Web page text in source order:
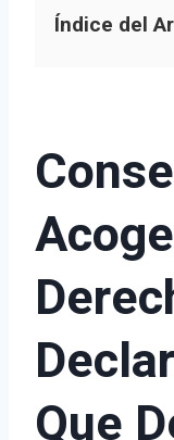
Índice del
Que